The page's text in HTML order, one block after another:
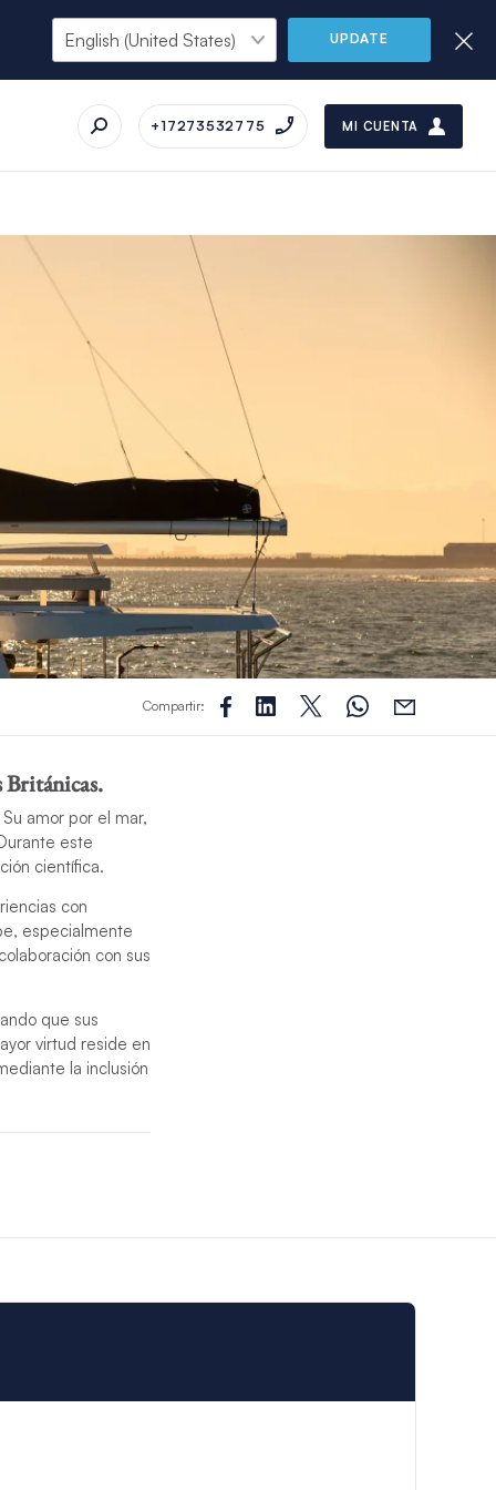
UPDATE
+17273532775 MI CUENTA
Compartir:
Británicas.
amor por el mar,
este
científica.
con
especialmente
con sus
que sus
virtud reside en
la inclusión
competente la